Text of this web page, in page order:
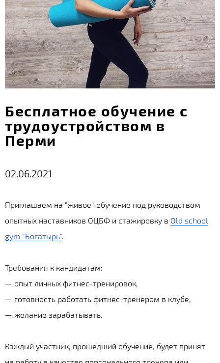
Бесплатное обучение с
трудоустройством в
Перми
02.06.2021
Приглашаем на "живое" обучение под руководством
опытных наставников ОЦБФ и стажировку в Old school
gym "Богатырь".
Требования к кандидатам:
— опыт личных фитнес-тренировок,
— готовность работать фитнес-тренером в клубе,
— желание зарабатывать.
Каждый участник, прошедший обучение, будет принят